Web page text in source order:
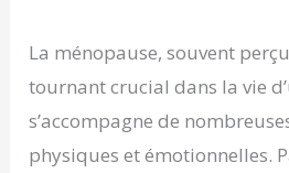
La ménopause, souvent
tournant crucial dans la vie
s’accompagne de
physiques et émotionnelles.